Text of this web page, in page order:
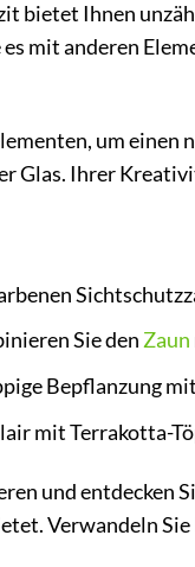
bietet Ihnen
mit anderen
um einen
Glas. Ihrer
Sie denZaun
Bepflanzung
mit Terrakotta-
und
Verwandeln